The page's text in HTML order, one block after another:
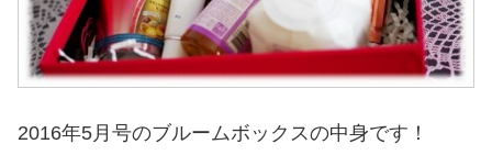
2016年5月号のブルームボックスの中身です！